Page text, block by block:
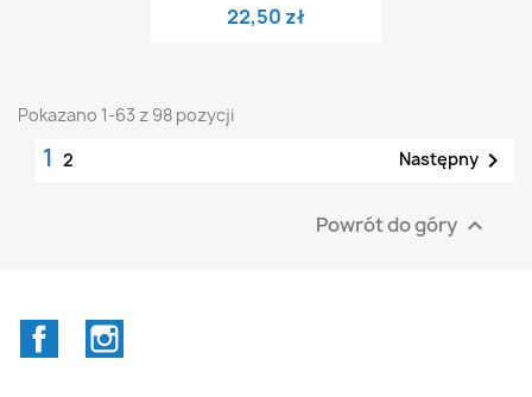
22,50 zł
Pokazano 1-63 z 98 pozycji
1 2 Następny 
Powrót do góry 
Facebook